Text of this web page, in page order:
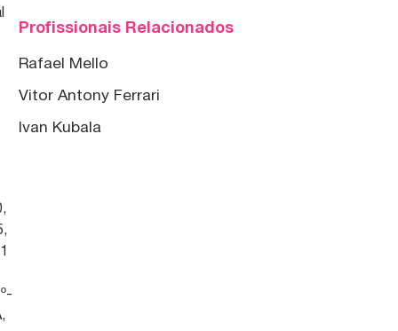
Profissionais Relacionados
Rafael Mello
Vitor Antony Ferrari
Ivan Kubala